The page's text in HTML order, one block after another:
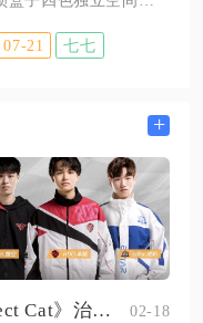
面之后，页面会划分
、颈部装饰、上衣、
可以自由拆分单品搭
配饰之后画面中间会
效果，集齐一整套套
出一键穿戴提示，选
塔楼灯光，全部灯光
体齿轮拆解立方体结
难点集中在箱体开合
传送主角艾达三个核
卡关情况源于未按固
体面板、忽略空间传
、无法把控乌鸦移动
无法触发。开局先滑
07-21 七七
+
ChinaJoy超萌展区！《Project Cat》治愈猫咪吸引一众铲屎官 02-18